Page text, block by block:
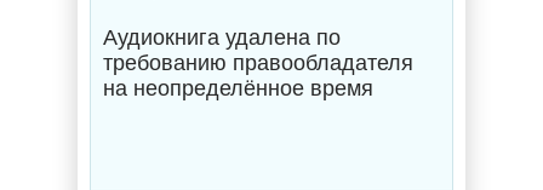
Аудиокнига удалена по
требованию правообладателя
на неопределённое время